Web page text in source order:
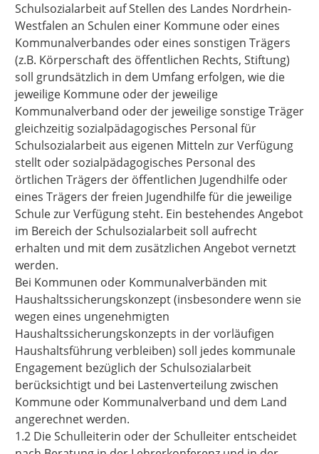
Schulsozialarbeit auf Stellen des Landes Nordrhein-
Westfalen an Schulen einer Kommune oder eines
Kommunalverbandes oder eines sonstigen Trägers
(z.B. Körperschaft des öffentlichen Rechts, Stiftung)
soll grundsätzlich in dem Umfang erfolgen, wie die
jeweilige Kommune oder der jeweilige
Kommunalverband oder der jeweilige sonstige Träger
gleichzeitig sozialpädagogisches Personal für
Schulsozialarbeit aus eigenen Mitteln zur Verfügung
stellt oder sozialpädagogisches Personal des
örtlichen Trägers der öffentlichen Jugendhilfe oder
eines Trägers der freien Jugendhilfe für die jeweilige
Schule zur Verfügung steht. Ein bestehendes Angebot
im Bereich der Schulsozialarbeit soll aufrecht
erhalten und mit dem zusätzlichen Angebot vernetzt
werden.
Bei Kommunen oder Kommunalverbänden mit
Haushaltssicherungskonzept (insbesondere wenn sie
wegen eines ungenehmigten
Haushaltssicherungskonzepts in der vorläufigen
Haushaltsführung verbleiben) soll jedes kommunale
Engagement bezüglich der Schulsozialarbeit
berücksichtigt und bei Lastenverteilung zwischen
Kommune oder Kommunalverband und dem Land
angerechnet werden.
1.2 Die Schulleiterin oder der Schulleiter entscheidet